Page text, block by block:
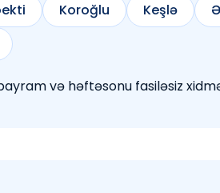
Koroğlu Keşlə
və həftəsonu fasiləsiz